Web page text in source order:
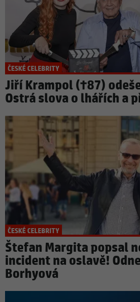
ČESKÉ CELEBRITY
Jiří Krampol (†87)
Ostrá slova o lhářích a
ČESKÉ CELEBRITY
Štefan Margita popsal
incident na oslavě!
Borhyová